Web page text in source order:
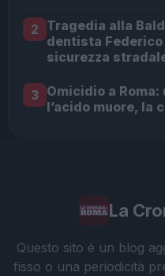
2 Tragedia alla
dentista
sicurezza
3 Omicidio a
l’acido muore, la
La
Questo sito è un blog
fisso o una periodicità